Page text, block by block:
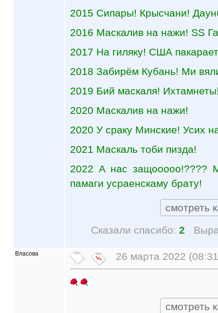
2015 Сипары! Крысчани!
2016 Маскалив на нажи! SS
2017 На гиляку! США
2018 Забирём Кубань! Ми
2019 Бий маскаля!
2020 Маскалив на нажи!
2020 У сраку Минские! Усих
2021 Маскаль тоби пизда!
2022 А нас защооооо!????
памаги усраенскаму брату!
смотреть
Сказали спасибо: 2
Власова 26 марта 2022
смотреть